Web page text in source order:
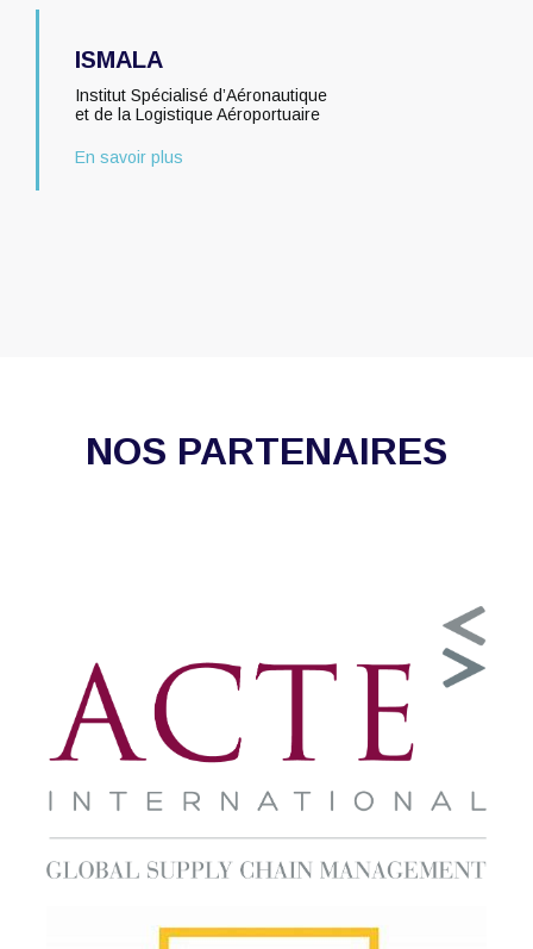
ISMALA
Institut Spécialisé d’Aéronautique
et de la Logistique Aéroportuaire
En savoir plus
NOS PARTENAIRES